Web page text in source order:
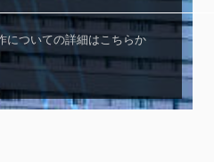
についての詳細はこちらか